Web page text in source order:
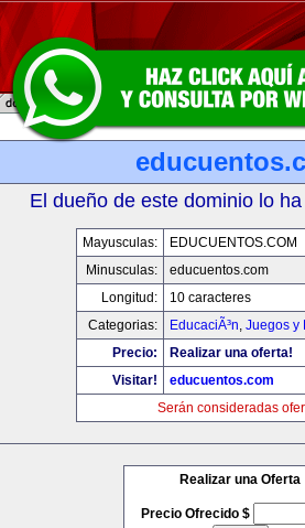
El dueño de este dominio lo
Mayusculas:
EDUCUENTOS.COM
Minusculas:
educuentos.com
Longitud:
10 caracteres
Categorias:
EducaciÃ³n, Juegos y
Precio:
Realizar una oferta!
Visitar!
educuentos.com
Serán consideradas
Realizar una Oferta
Precio Ofrecido $